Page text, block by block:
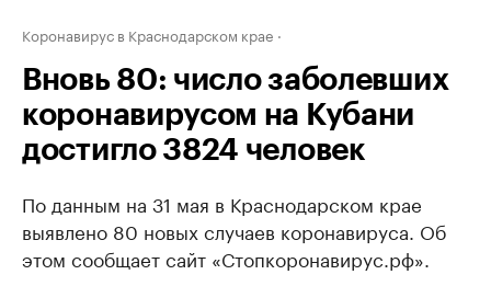
Коронавирус в Краснодарском крае
Вновь 80: число заболевших
коронавирусом на Кубани
достигло 3824 человек
По данным на 31 мая в Краснодарском крае
выявлено 80 новых случаев коронавируса. Об
этом сообщает сайт «Стопкоронавирус.рф».